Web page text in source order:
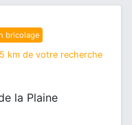
bricolage
km de votre recherche
la Plaine